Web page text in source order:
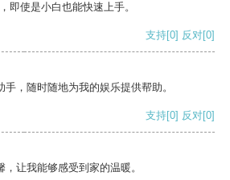
即使是小白也能快速上手。
支持[0] 反对[0]
，随时随地为我的娱乐提供帮助。
支持[0] 反对[0]
让我能够感受到家的温暖。